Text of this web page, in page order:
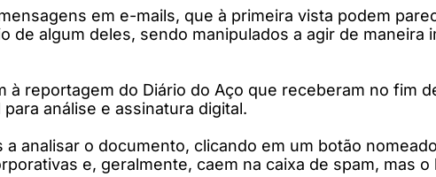
em e-mails, que à primeira vista podem
de algum deles, sendo manipulados a agir de
à reportagem do Diário do Aço que receberam no fim
análise e assinatura digital.
analisar o documento, clicando em um botão
e, geralmente, caem na caixa de spam, mas